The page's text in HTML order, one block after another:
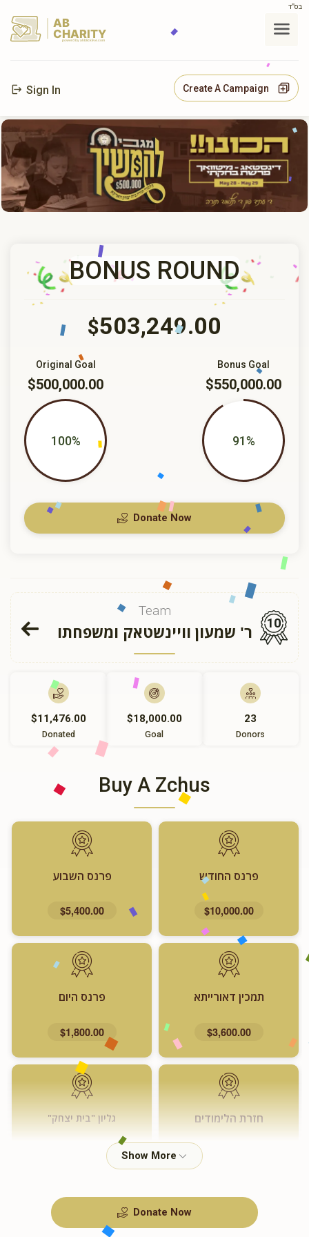
בס"ד
AB
CHARITY
powerd by ahblicklive.com
Sign In Create A Campaign
BONUS ROUND
$503,249.00
Bonus Goal
$550,000.00
91%
Original Goal
$500,000.00
100%
Donate Now
Team
ר' שמעון וויינשטאק ומשפחתו 10
$11,476.00
Donated
$18,000.00
Goal
23
Donors
Buy A Zchus
פרנס החודש
$10,000.00
פרנס השבוע
$5,400.00
תמכין דאורייתא
$3,600.00
פרנס היום
$1,800.00
חזרת הלימודים גליון "בית יצחק"
Donate Now